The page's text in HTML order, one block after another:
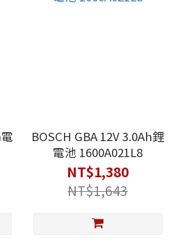
BOSCH GBA 12V 3.0Ah鋰
電池 1600A021L8
NT$1,380
NT$1,643